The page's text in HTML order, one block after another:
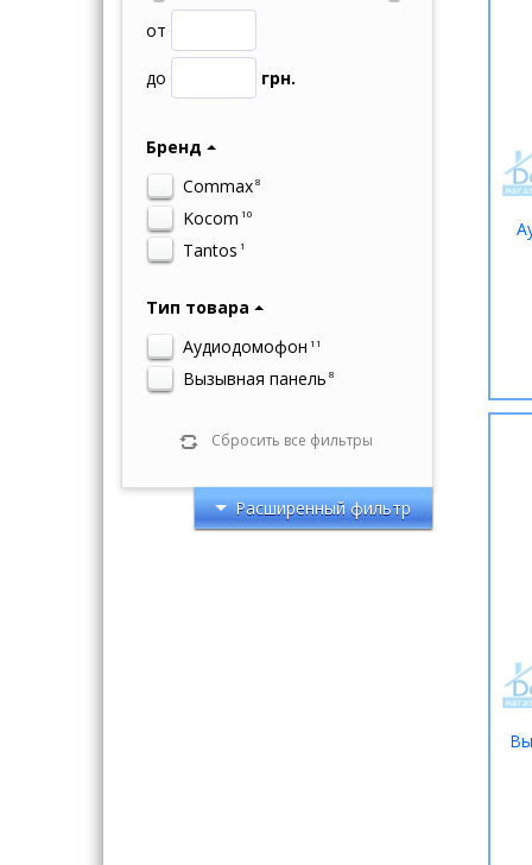
от
до грн.
Бренд
Commax8
Kocom 10
Tantos 1
Тип товара
Аудиодомофон 11
Вызывная панель 8
Сбросить все фильтры
Расширенный фильтр